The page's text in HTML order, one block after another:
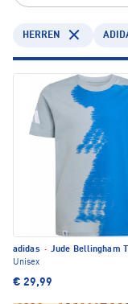
HERREN
adidas · Jude Bellingham
Unisex
€ 29,99